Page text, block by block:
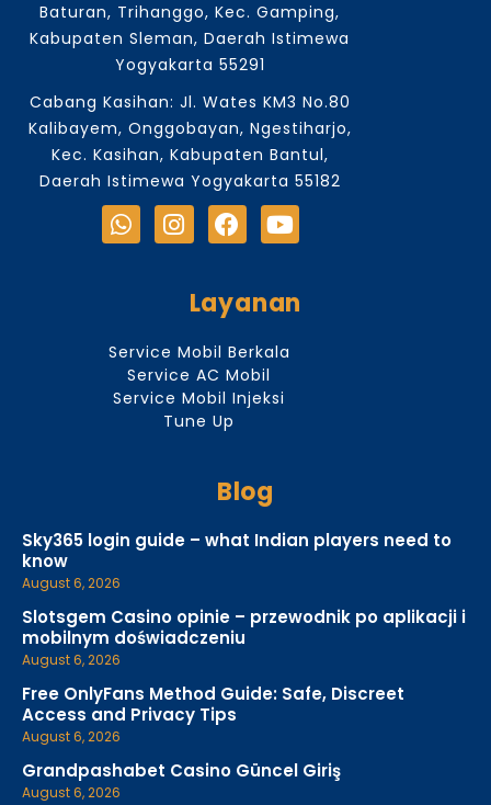
Baturan, Trihanggo, Kec. Gamping,
Kabupaten Sleman, Daerah Istimewa
Yogyakarta 55291
Cabang Kasihan: Jl. Wates KM3 No.80
Kalibayem, Onggobayan, Ngestiharjo,
Kec. Kasihan, Kabupaten Bantul,
Daerah Istimewa Yogyakarta 55182
Layanan
Service Mobil Berkala
Service AC Mobil
Service Mobil Injeksi
Tune Up
Blog
Sky365 login guide – what Indian players need to
know
August 6, 2026
Slotsgem Casino opinie – przewodnik po aplikacji i
mobilnym doświadczeniu
August 6, 2026
Free OnlyFans Method Guide: Safe, Discreet
Access and Privacy Tips
August 6, 2026
Grandpashabet Casino Güncel Giriş
August 6, 2026